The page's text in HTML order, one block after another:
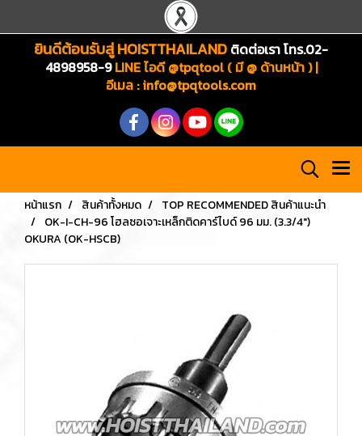
ยินดีต้อนรับสู่ HOISTTHAILAND ติดต่อเรา โทร.02-
4898958-9LINE ไอดี @tpqtool ( มี @ ด้านหน้า ) |
อีเมล :info@tpqtools.com
หน้าแรก สินค้าทั้งหมด
TOP RECOMMENDED สินค้าแนะนำ
OK-I-CH-96 โฮลซอเจาะเหล็กติดคาร์ไบด์ 96 มม. (3.3/4")
OKURA (OK-HSCB)